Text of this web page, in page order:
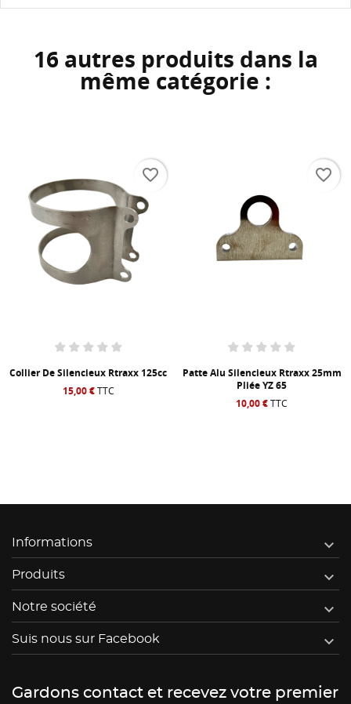
16 autres produits dans la
même catégorie :
Collier De Silencieux Rtraxx 125cc
15,00 €TTC
favorite_border
Patte Alu Silencieux Rtraxx 25mm
Pliée YZ 65
10,00 €TTC
favorite_border
Informations 
Produits 
Notre société 
Suis nous sur Facebook 
Gardons contact et recevez votre premier